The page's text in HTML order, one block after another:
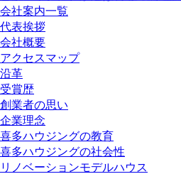
会社案内一覧
代表挨拶
会社概要
アクセスマップ
沿革
受賞歴
創業者の思い
企業理念
喜多ハウジングの教育
喜多ハウジングの社会性
リノベーションモデルハウス